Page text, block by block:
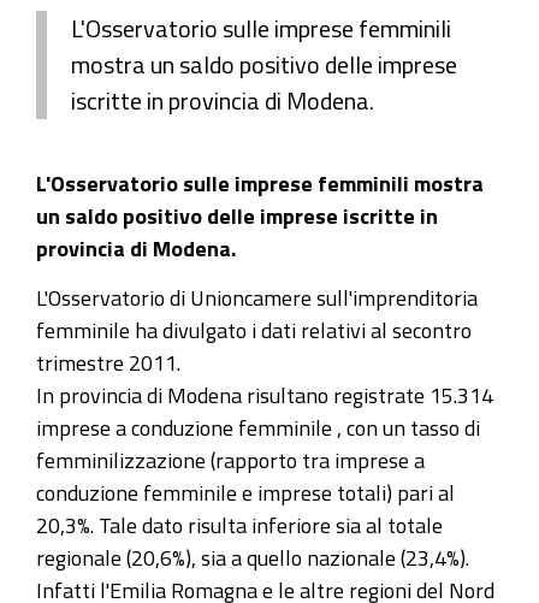
L'Osservatorio sulle imprese femminili
mostra un saldo positivo delle imprese
iscritte in provincia di Modena.
L'Osservatorio sulle imprese femminili mostra
un saldo positivo delle imprese iscritte in
provincia di Modena.
L'Osservatorio di Unioncamere sull'imprenditoria
femminile ha divulgato i dati relativi al secontro
trimestre 2011.
In provincia di Modena risultano registrate 15.314
imprese a conduzione femminile , con un tasso di
femminilizzazione (rapporto tra imprese a
conduzione femminile e imprese totali) pari al
20,3%. Tale dato risulta inferiore sia al totale
regionale (20,6%), sia a quello nazionale (23,4%).
Infatti l'Emilia Romagna e le altre regioni del Nord